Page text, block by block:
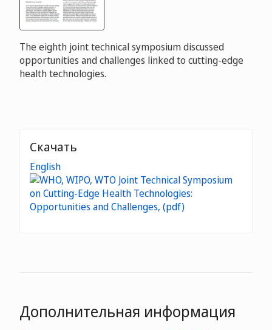
The eighth joint technical symposium discussed
opportunities and challenges linked to cutting-edge
health technologies.
Скачать
English
Дополнительная информация